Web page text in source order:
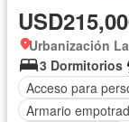
Urbanización
3 Dormitorios
Acceso para
Armario